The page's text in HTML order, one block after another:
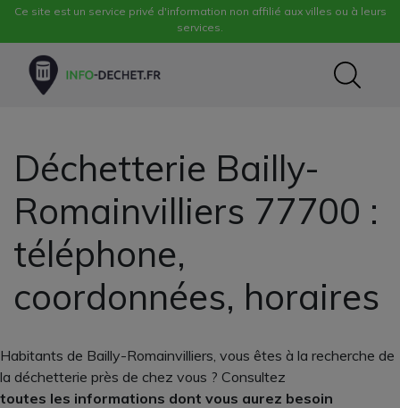
Ce site est un service privé d'information non affilié aux villes ou à leurs
services.
Déchetterie Bailly-
Romainvilliers 77700 :
téléphone,
coordonnées, horaires
Habitants de Bailly-Romainvilliers, vous êtes à la recherche de
la déchetterie près de chez vous ? Consultez
toutes les informations dont vous aurez besoin